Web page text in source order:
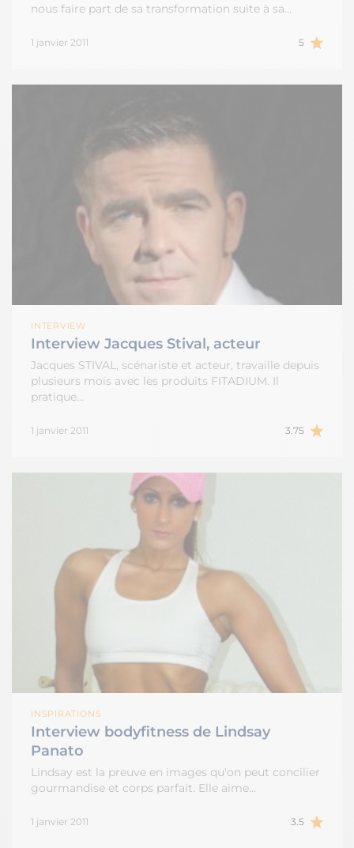
nous faire part de sa transformation suite à sa…
1 janvier 2011 5
INTERVIEW
Interview Jacques Stival, acteur
Jacques STIVAL, scénariste et acteur, travaille depuis
plusieurs mois avec les produits FITADIUM. Il
pratique…
1 janvier 2011 3.75
INSPIRATIONS
Interview bodyfitness de Lindsay
Panato
Lindsay est la preuve en images qu'on peut concilier
gourmandise et corps parfait. Elle aime…
1 janvier 2011 3.5